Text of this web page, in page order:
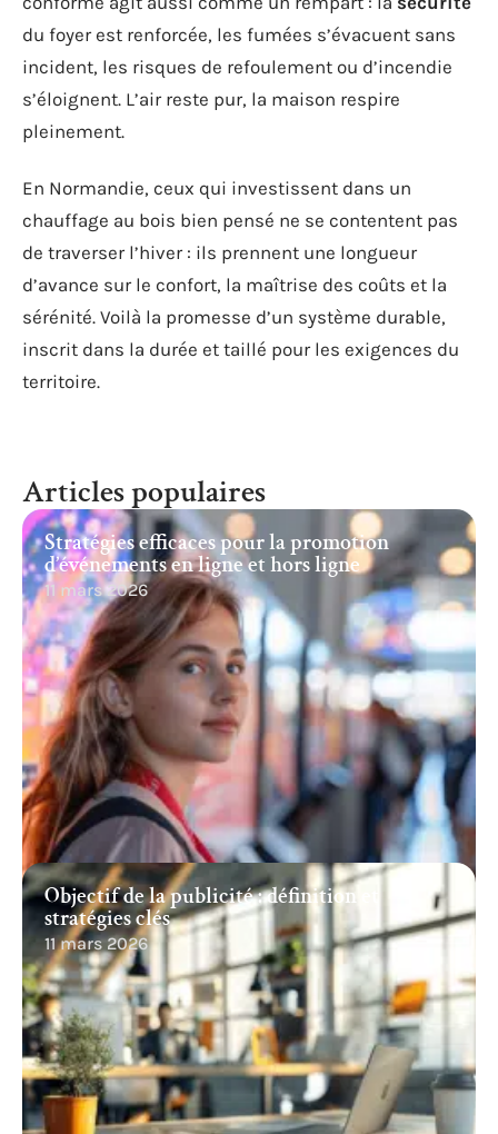
du foyer est renforcée, les fumées s’évacuent sans
incident, les risques de refoulement ou d’incendie
s’éloignent. L’air reste pur, la maison respire
pleinement.
En Normandie, ceux qui investissent dans un
chauffage au bois bien pensé ne se contentent pas
de traverser l’hiver : ils prennent une longueur
d’avance sur le confort, la maîtrise des coûts et la
sérénité. Voilà la promesse d’un système durable,
inscrit dans la durée et taillé pour les exigences du
territoire.
Articles populaires
Stratégies efficaces pour la promotion
d’événements en ligne et hors ligne
11 mars 2026
Objectif de la publicité : définition et
stratégies clés
11 mars 2026